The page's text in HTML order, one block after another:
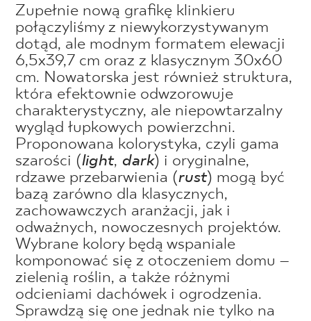
Zupełnie nową grafikę klinkieru
połączyliśmy z niewykorzystywanym
dotąd, ale modnym formatem elewacji
6,5x39,7 cm oraz z klasycznym 30x60
cm. Nowatorska jest również struktura,
która efektownie odwzorowuje
charakterystyczny, ale niepowtarzalny
wygląd łupkowych powierzchni.
Proponowana kolorystyka, czyli gama
szarości (light, dark) i oryginalne,
rdzawe przebarwienia (rust) mogą być
bazą zarówno dla klasycznych,
zachowawczych aranżacji, jak i
odważnych, nowoczesnych projektów.
Wybrane kolory będą wspaniale
komponować się z otoczeniem domu –
zielenią roślin, a także różnymi
odcieniami dachówek i ogrodzenia.
Sprawdzą się one jednak nie tylko na